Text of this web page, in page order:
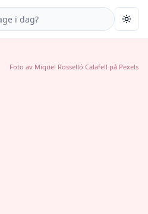
Foto av Miquel Rosselló Calafell på Pexels